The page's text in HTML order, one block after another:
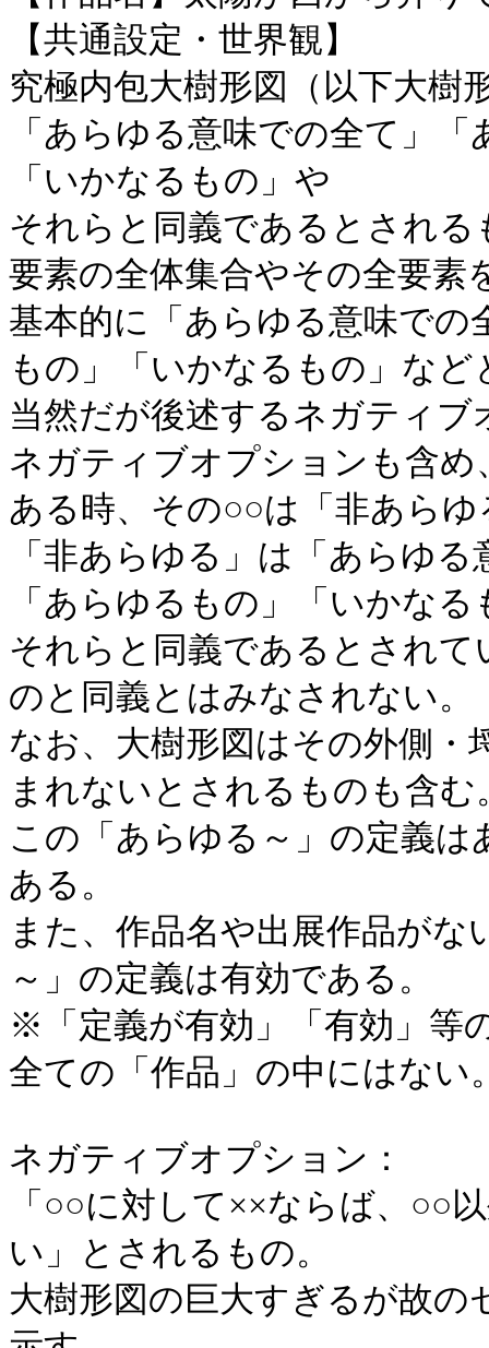
【共通設定・世界観】
究極内包大樹形図（以下大樹
「あらゆる意味での全て」
「いかなるもの」や
それらと同義であるとされ
要素の全体集合やその全要素
基本的に「あらゆる意味で
もの」「いかなるもの」など
当然だが後述するネガティ
ネガティブオプションも含
ある時、その○○は「非あら
「非あらゆる」は「あらゆ
「あらゆるもの」「いかな
それらと同義であるとされ
のと同義とはみなされない。
なお、大樹形図はその外側・
まれないとされるものも含む
この「あらゆる～」の定義
ある。
また、作品名や出展作品が
～」の定義は有効である。
※「定義が有効」「有効」等
全ての「作品」の中にはない
ネガティブオプション：
「○○に対して××ならば、○○
い」とされるもの。
大樹形図の巨大すぎるが故